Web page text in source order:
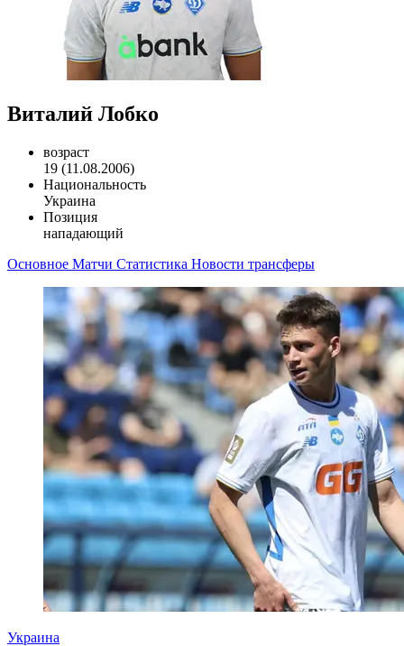
Виталий Лобко
возраст
19 (11.08.2006)
Национальность
Украина
Позиция
нападающий
Основное Матчи Статистика Новости трансферы
Украина